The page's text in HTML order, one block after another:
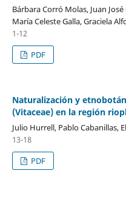
Bárbara Corró Molas, Juan
María Celeste Galla, Graciela
1-12
PDF
Naturalización y
(Vitaceae) en la región
Julio Hurrell, Pablo Cabanillas,
13-18
PDF